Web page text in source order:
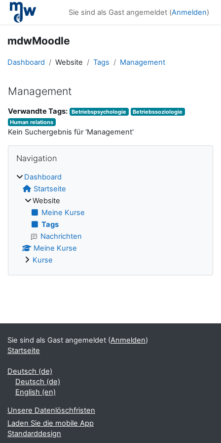
Zum Hauptinhalt
Sie sind als Gast angemeldet (Anmelden)
mdwMoodle
Dashboard Website Tags Management
Management
Verwandte Tags: Betriebspsychologie
Betriebssoziologie
Human relations
Kein Suchergebnis für 'Management'
Blöcke
Navigation
Dashboard
Startseite
Website
Meine Kurse
Tags
Nachrichten
Meine Kurse
Kurse
Sie sind als Gast angemeldet (Anmelden)
Startseite
Deutsch ‎(de)‎
Deutsch ‎(de)‎
English ‎(en)‎
Unsere Datenlöschfristen
Laden Sie die mobile App
Standarddesign